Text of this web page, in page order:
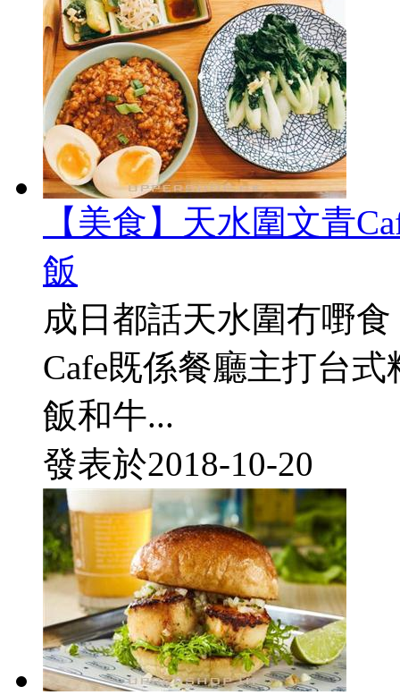
【美食】天水圍文青
飯
成日都話天水圍冇嘢
Cafe既係餐廳主打台
飯和牛...
發表於2018-10-20